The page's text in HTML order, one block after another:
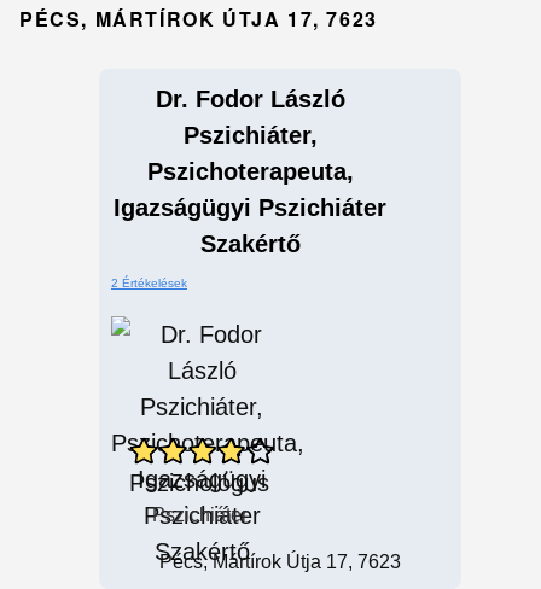
PÉCS, MÁRTÍROK ÚTJA 17, 7623
Dr. Fodor László
Pszichiáter,
Pszichoterapeuta,
Igazságügyi Pszichiáter
Szakértő
2 Értékelések
Pszichológus
Pszichiáter
Pécs, Mártírok Útja 17, 7623